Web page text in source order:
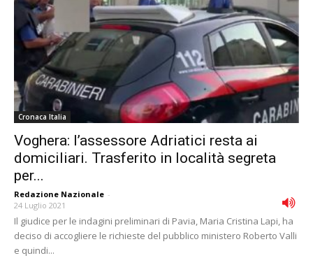
Cronaca Italia
Voghera: l’assessore Adriatici resta ai
domiciliari. Trasferito in località segreta
per...
Redazione Nazionale -
24 Luglio 2021
Il giudice per le indagini preliminari di Pavia, Maria Cristina Lapi, ha
deciso di accogliere le richieste del pubblico ministero Roberto Valli
e quindi...